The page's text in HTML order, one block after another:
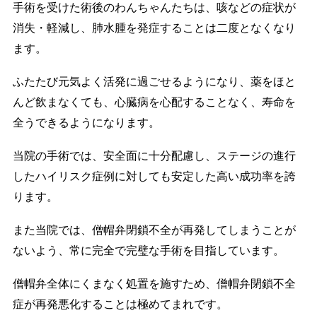
手術を受けた術後のわんちゃんたちは、咳などの症状が
消失・軽減し、肺水腫を発症することは二度となくなり
ます。
ふたたび元気よく活発に過ごせるようになり、薬をほと
んど飲まなくても、心臓病を心配することなく、寿命を
全うできるようになります。
当院の手術では、安全面に十分配慮し、ステージの進行
したハイリスク症例に対しても安定した高い成功率を誇
ります。
また当院では、僧帽弁閉鎖不全が再発してしまうことが
ないよう、常に完全で完璧な手術を目指しています。
僧帽弁全体にくまなく処置を施すため、僧帽弁閉鎖不全
症が再発悪化することは極めてまれです。